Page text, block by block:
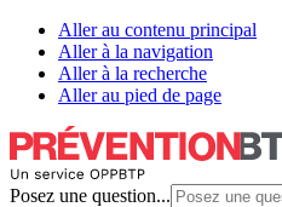
Aller au contenu principal
Aller à la navigation
Aller à la recherche
Aller au pied de page
Posez une question...